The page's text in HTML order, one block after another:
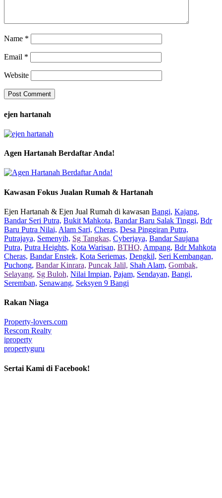
Name *
Email *
Website
ejen hartanah
Agen Hartanah Berdaftar Anda!
Kawasan Fokus Jualan Rumah & Hartanah
Ejen Hartanah & Ejen Jual Rumah di kawasan Bangi, Kajang,
Bandar Seri Putra, Bukit Mahkota, Bandar Baru Salak Tinggi, Bdr
Baru Putra Nilai, Alam Sari, Cheras, Desa Pinggiran Putra,
Putrajaya, Semenyih, Sg Tangkas, Cyberjaya, Bandar Saujana
Putra, Putra Heights, Kota Warisan, BTHO, Ampang, Bdr Mahkota
Cheras, Bandar Enstek, Kota Seriemas, Dengkil, Seri Kembangan,
Puchong, Bandar Kinrara, Puncak Jalil, Shah Alam, Gombak,
Selayang, Sg Buloh, Nilai Impian, Pajam, Sendayan, Bangi,
Seremban, Senawang, Seksyen 9 Bangi
Rakan Niaga
Property-lovers.com
Rescom Realty
iproperty
propertyguru
Sertai Kami di Facebook!